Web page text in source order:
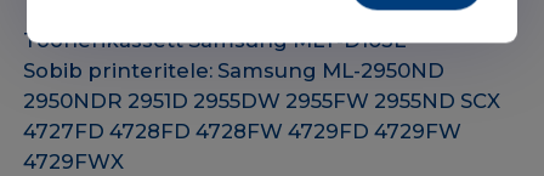
Toonerikassett Samsung MLT-D103L
Sobib printeritele: Samsung ML-2950ND
2950NDR 2951D 2955DW 2955FW 2955ND SCX
4727FD 4728FD 4728FW 4729FD 4729FW
4729FWX